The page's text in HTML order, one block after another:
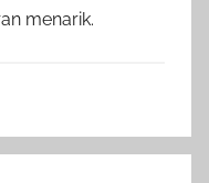
menarik.